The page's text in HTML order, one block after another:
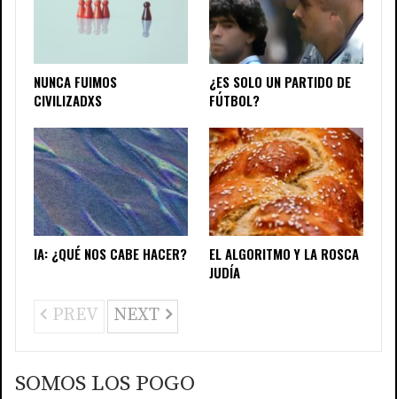
NUNCA FUIMOS
CIVILIZADXS
¿ES SOLO UN PARTIDO DE
FÚTBOL?
IA: ¿QUÉ NOS CABE HACER?
EL ALGORITMO Y LA ROSCA
JUDÍA
PREV NEXT
SOMOS LOS POGO